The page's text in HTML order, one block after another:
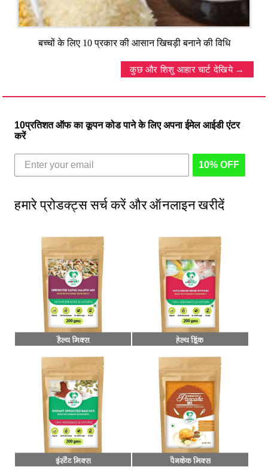
बच्चों के लिए 10 प्रकार की आसान खिचड़ी बनाने की विधि
कुछ और शिशु आहार चार्ट देखिये
10प्रतिशत ऑफ का कूपन कोड पाने के लिए अपना ईमेल आईडी एंटर
करें
10% OFF
हमारे प्रोडक्ट्स सर्च करें और ऑनलाइन खरीदें